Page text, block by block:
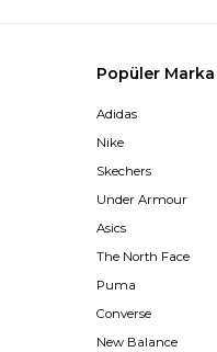
Popüler
Adidas
Nike
Skechers
Under Armour
Asics
The North Face
Puma
Converse
New Balance